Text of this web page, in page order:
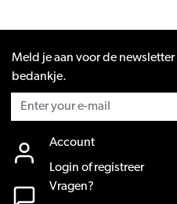
Meld je aan voor de
bedankje.
Account
Login of registreer
Vragen?